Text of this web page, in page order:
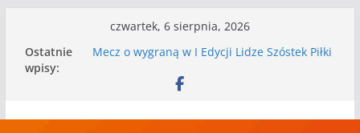
treści
czwartek, 6 sierpnia, 2026
Ostatnie
wpisy:
Mecz o wygraną w I Edycji Lidze Szóstek Piłki
Nasze piłkarskie zespoły w toku przygotowań
Kolejne gry kontrolne naszych piłkarskich